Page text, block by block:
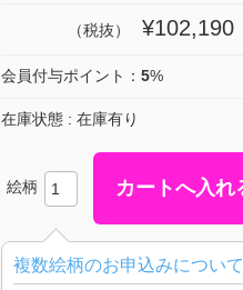
（税抜） ¥102,190
会員付与ポイント： 5%
在庫状態 : 在庫有り
絵柄
複数絵柄のお申込みについて